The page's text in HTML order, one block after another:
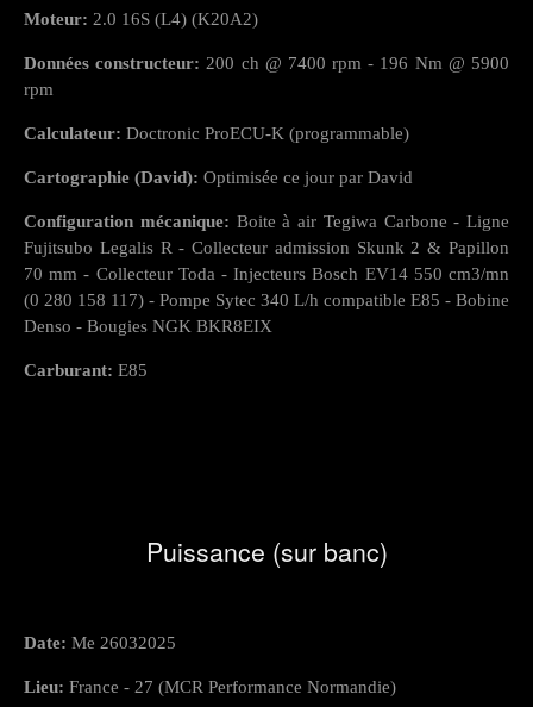
Moteur: 2.0 16S (L4) (K20A2)
Données constructeur: 200 ch @ 7400 rpm - 196 Nm @ 5900
rpm
Calculateur: Doctronic ProECU-K (programmable)
Cartographie (David): Optimisée ce jour par David
Configuration mécanique: Boite à air Tegiwa Carbone - Ligne
Fujitsubo Legalis R - Collecteur admission Skunk 2 & Papillon
70 mm - Collecteur Toda - Injecteurs Bosch EV14 550 cm3/mn
(0 280 158 117) - Pompe Sytec 340 L/h compatible E85 - Bobine
Denso - Bougies NGK BKR8EIX
Carburant: E85
Puissance (sur banc)
Date: Me 26032025
Lieu: France - 27 (MCR Performance Normandie)